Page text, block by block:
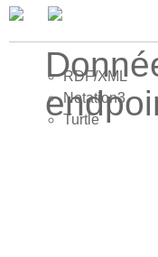
RDF/XML
Notation3
Turtle